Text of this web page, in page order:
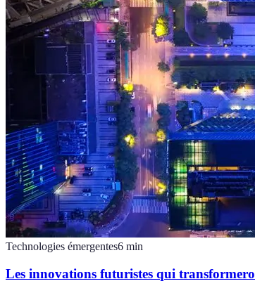
Technologies émergentes6 min
Les innovations futuristes qui